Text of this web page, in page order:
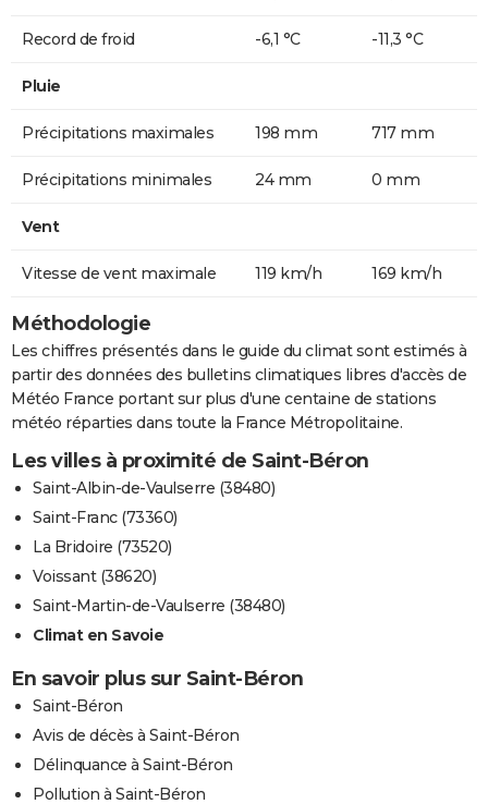
Record de froid -6,1 °C -11,3 °C
Pluie
Précipitations maximales 198 mm 717 mm
Précipitations minimales 24 mm 0 mm
Vent
Vitesse de vent maximale 119 km/h 169 km/h
Méthodologie
Les chiffres présentés dans le guide du climat sont estimés à
partir des données des bulletins climatiques libres d'accès de
Météo France portant sur plus d'une centaine de stations
météo réparties dans toute la France Métropolitaine.
Les villes à proximité de Saint-Béron
Saint-Albin-de-Vaulserre (38480)
Saint-Franc (73360)
La Bridoire (73520)
Voissant (38620)
Saint-Martin-de-Vaulserre (38480)
Climat en Savoie
En savoir plus sur Saint-Béron
Saint-Béron
Avis de décès à Saint-Béron
Délinquance à Saint-Béron
Pollution à Saint-Béron